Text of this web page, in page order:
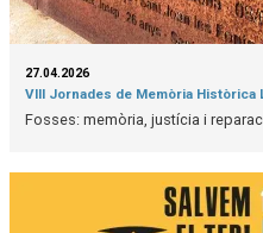
27.04.2026
VIII Jornades de Memòria Històrica
Fosses: memòria, justícia i